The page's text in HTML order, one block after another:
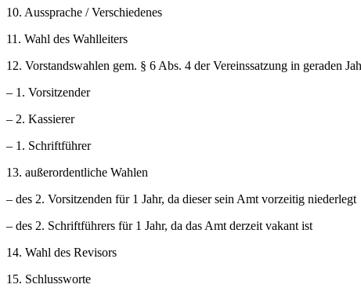
10. Aussprache / Verschiedenes
11. Wahl des Wahlleiters
12. Vorstandswahlen gem. § 6 Abs. 4 der Vereinssatzung in geraden
– 1. Vorsitzender
– 2. Kassierer
– 1. Schriftführer
13. außerordentliche Wahlen
– des 2. Vorsitzenden für 1 Jahr, da dieser sein Amt vorzeitig niederlegt
– des 2. Schriftführers für 1 Jahr, da das Amt derzeit vakant ist
14. Wahl des Revisors
15. Schlussworte